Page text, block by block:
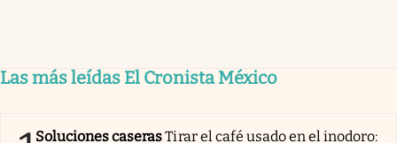
Las más leídas El Cronista México
Soluciones caserasTirar el café usado en el inodoro: